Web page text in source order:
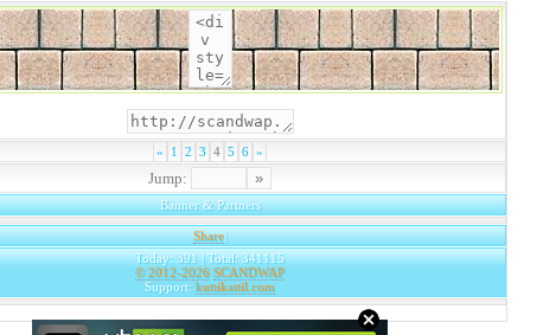
« 1 2 3 4 5 6 »
Jump:
Banner & Partners
Share|
Today: 391 | Total: 341115
© 2012-2026 SCANDWAP
Support: kuttikattil.com